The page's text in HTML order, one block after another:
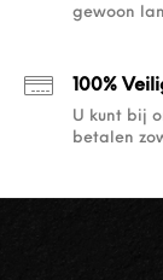
gewoon
100%
U kunt bij
betalen